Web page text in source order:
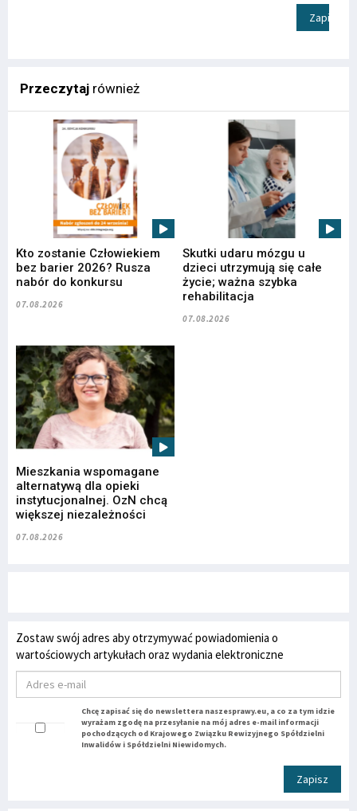
Zapisz
Przeczytaj również
Kto zostanie Człowiekiem
bez barier 2026? Rusza
nabór do konkursu
07.08.2026
Skutki udaru mózgu u
dzieci utrzymują się całe
życie; ważna szybka
rehabilitacja
07.08.2026
Mieszkania wspomagane
alternatywą dla opieki
instytucjonalnej. OzN chcą
większej niezależności
07.08.2026
Zostaw swój adres aby otrzymywać powiadomienia o
wartościowych artykułach oraz wydania elektroniczne
Chcę zapisać się do newslettera naszesprawy.eu, a co za tym idzie
wyrażam zgodę na przesyłanie na mój adres e-mail informacji
pochodzących od Krajowego Związku Rewizyjnego Spółdzielni
Inwalidów i Spółdzielni Niewidomych.
Zapisz